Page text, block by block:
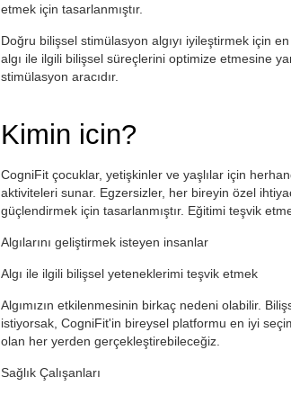
etmek için tasarlanmıştır.
Doğru bilişsel stimülasyon algıyı iyileştirmek için
algı ile ilgili bilişsel süreçlerini optimize etmesine
stimülasyon aracıdır.
Kimin icin?
CogniFit çocuklar, yetişkinler ve yaşlılar için
aktiviteleri sunar. Egzersizler, her bireyin özel
güçlendirmek için tasarlanmıştır. Eğitimi teşvik
Algılarını geliştirmek isteyen insanlar
Algı ile ilgili bilişsel yeteneklerimi teşvik etmek
Algımızın etkilenmesinin birkaç nedeni olabilir.
istiyorsak, CogniFit'in bireysel platformu en iyi
olan her yerden gerçekleştirebileceğiz.
Sağlık Çalışanları